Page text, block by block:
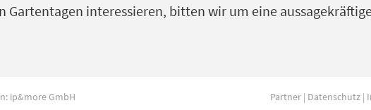
Gartentagen interessieren, bitten wir um eine
ip&more GmbH Partner | Datenschutz |